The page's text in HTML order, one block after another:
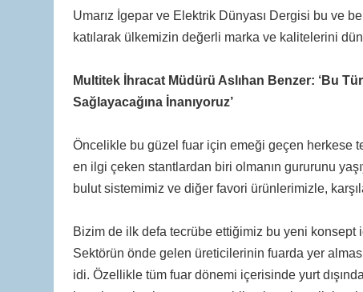
Umarız İgepar ve Elektrik Dünyası Dergisi bu ve
katılarak ülkemizin değerli marka ve kalitelerini
Multitek İhracat Müdürü Aslıhan Benzer: ‘Bu
Sağlayacağına İnanıyoruz’
Öncelikle bu güzel fuar için emeği geçen herkese
en ilgi çeken stantlardan biri olmanın gururunu
bulut sistemimiz ve diğer favori ürünlerimizle,
Bizim de ilk defa tecrübe ettiğimiz bu yeni konsept
Sektörün önde gelen üreticilerinin fuarda yer
idi. Özellikle tüm fuar dönemi içerisinde yurt